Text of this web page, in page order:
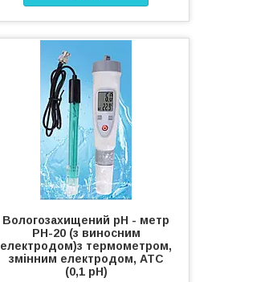
Вологозахищений рН - метр
РН-20 (з виносним
електродом)з термометром,
змінним електродом, АТС
(0,1 рН)